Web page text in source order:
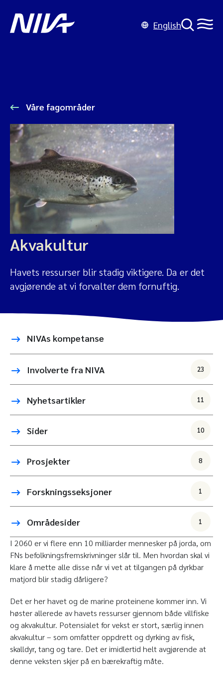
English
Våre fagområder
Akvakultur
Havets ressurser blir stadig viktigere. Da er det
avgjørende at vi forvalter dem fornuftig.
NIVAs kompetanse
Involverte fra NIVA 23
Nyhetsartikler 11
Sider 10
Prosjekter 8
Forskningsseksjoner 1
Områdesider 1
I 2060 er vi flere enn 10 milliarder mennesker på jorda, om
FNs befolkningsfremskrivninger slår til. Men hvordan skal vi
klare å mette alle disse når vi vet at tilgangen på dyrkbar
matjord blir stadig dårligere?
Det er her havet og de marine proteinene kommer inn. Vi
høster allerede av havets ressurser gjennom både villfiske
og akvakultur. Potensialet for vekst er stort, særlig innen
akvakultur – som omfatter oppdrett og dyrking av fisk,
skalldyr, tang og tare. Det er imidlertid helt avgjørende at
denne veksten skjer på en bærekraftig måte.